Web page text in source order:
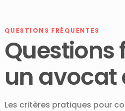
QUESTIONS FRÉQUENTES
Questions
un avocat
Les critères pratiques pour